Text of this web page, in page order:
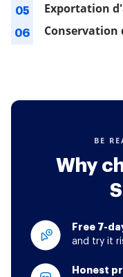
05 Exportation
06 Conservation
BE
Why
Free 7-
and try it
Honest